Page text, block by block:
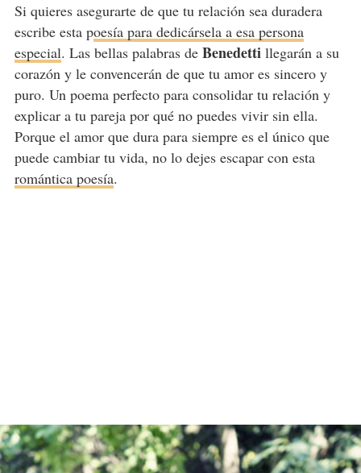
Si quieres asegurarte de que tu relación sea duradera
escribe esta poesía para dedicársela a esa persona
especial. Las bellas palabras de Benedettillegarán a su
corazón y le convencerán de que tu amor es sincero y
puro. Un poema perfecto para consolidar tu relación y
explicar a tu pareja por qué no puedes vivir sin ella.
Porque el amor que dura para siempre es el único que
puede cambiar tu vida, no lo dejes escapar con esta
romántica poesía.